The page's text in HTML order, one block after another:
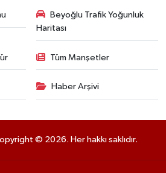
Beyoğlu Trafik Yoğunluk
Haritası
Tüm Manşetler
Haber Arşivi
© 2026. Her hakkı saklıdır.